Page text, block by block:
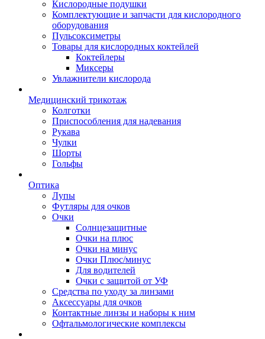
Кислородные подушки
Комплектующие и запчасти для кислородного
оборудования
Пульсоксиметры
Товары для кислородных коктейлей
Коктейлеры
Миксеры
Увлажнители кислорода
Медицинский трикотаж
Колготки
Приспособления для надевания
Рукава
Чулки
Шорты
Гольфы
Оптика
Лупы
Футляры для очков
Очки
Солнцезащитные
Очки на плюс
Очки на минус
Очки Плюс/минус
Для водителей
Очки с защитой от УФ
Средства по уходу за линзами
Аксессуары для очков
Контактные линзы и наборы к ним
Офтальмологические комплексы